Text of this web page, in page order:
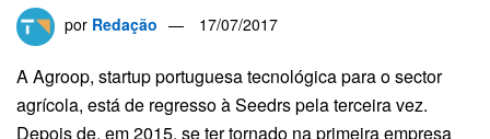
por Redação 17/07/2017
A Agroop, startup portuguesa tecnológica para o sector
agrícola, está de regresso à Seedrs pela terceira vez.
Depois de, em 2015, se ter tornado na primeira empresa